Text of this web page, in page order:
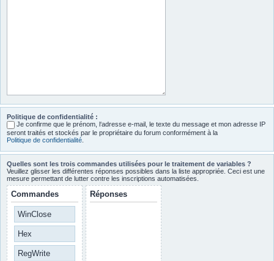
Politique de confidentialité :
Je confirme que le prénom, l‘adresse e-mail, le texte du message et mon adresse IP
seront traités et stockés par le propriétaire du forum conformément à la
Politique de confidentialité
Quelles sont les trois commandes utilisées pour le traitement de variables ?
Veuillez glisser les différentes réponses possibles dans la liste appropriée. Ceci est une
mesure permettant de lutter contre les inscriptions automatisées.
Commandes
WinClose
Hex
RegWrite
Réponses